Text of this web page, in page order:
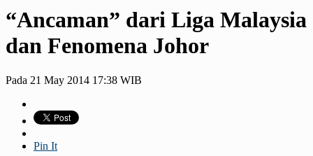
“Ancaman” dari Liga Malaysia
dan Fenomena Johor
Pada 21 May 2014 17:38 WIB
Pin It